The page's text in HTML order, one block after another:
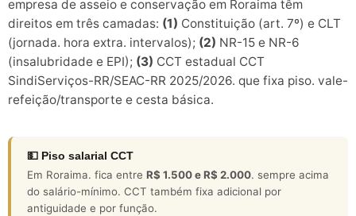
empresa de asseio e conservação em Roraima têm
direitos em três camadas: (1) Constituição (art. 7º) e CLT
(jornada. hora extra. intervalos); (2) NR-15 e NR-6
(insalubridade e EPI); (3) CCT estadual CCT
SindiServiços-RR/SEAC-RR 2025/2026. que fixa piso. vale-
refeição/transporte e cesta básica.
💵 Piso salarial CCT
Em Roraima. fica entre R$ 1.500 e R$ 2.000. sempre acima
do salário-mínimo. CCT também fixa adicional por
antiguidade e por função.